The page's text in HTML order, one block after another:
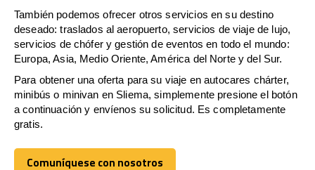
También podemos ofrecer otros servicios en su destino
deseado: traslados al aeropuerto, servicios de viaje de lujo,
servicios de chófer y gestión de eventos en todo el mundo:
Europa, Asia, Medio Oriente, América del Norte y del Sur.
Para obtener una oferta para su viaje en autocares chárter,
minibús o minivan en Sliema, simplemente presione el botón
a continuación y envíenos su solicitud. Es completamente
gratis.
Comuníquese con nosotros